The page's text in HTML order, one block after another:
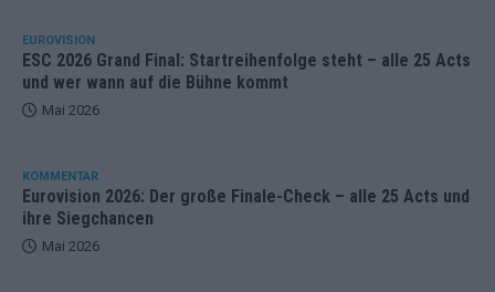
EUROVISION
ESC 2026 Grand Final: Startreihenfolge steht – alle 25 Acts
und wer wann auf die Bühne kommt
Mai 2026
KOMMENTAR
Eurovision 2026: Der große Finale-Check – alle 25 Acts und
ihre Siegchancen
Mai 2026